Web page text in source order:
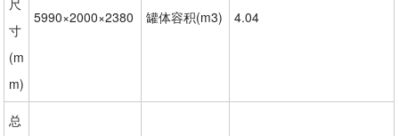
寸
(m
m)
5990×2000×2380 罐体容积(m3) 4.04
总